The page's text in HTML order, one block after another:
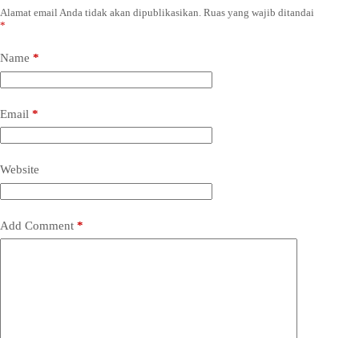
Alamat email Anda tidak akan dipublikasikan. Ruas yang wajib ditandai
*
Name *
Email *
Website
Add Comment *